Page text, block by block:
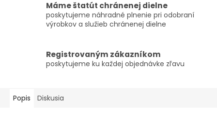
Máme štatút chránenej dielne
poskytujeme náhradné plnenie pri odobraní
výrobkov a služieb chránenej dielne
Registrovaným zákazníkom
poskytujeme ku každej objednávke zľavu
Popis Diskusia